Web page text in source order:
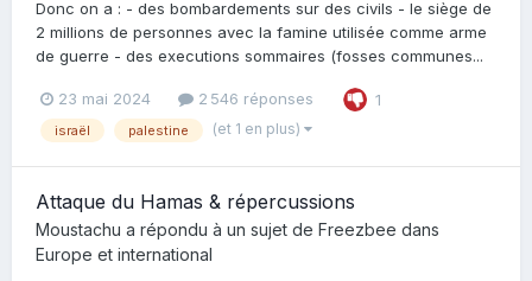
Donc on a : - des bombardements sur des civils - le siège de
2 millions de personnes avec la famine utilisée comme arme
de guerre - des executions sommaires (fosses communes...
23 mai 2024 2 546 réponses 1
israël palestine (et 1 en plus)
Attaque du Hamas & répercussions
Moustachu a répondu à un sujet de Freezbee dans
Europe et international